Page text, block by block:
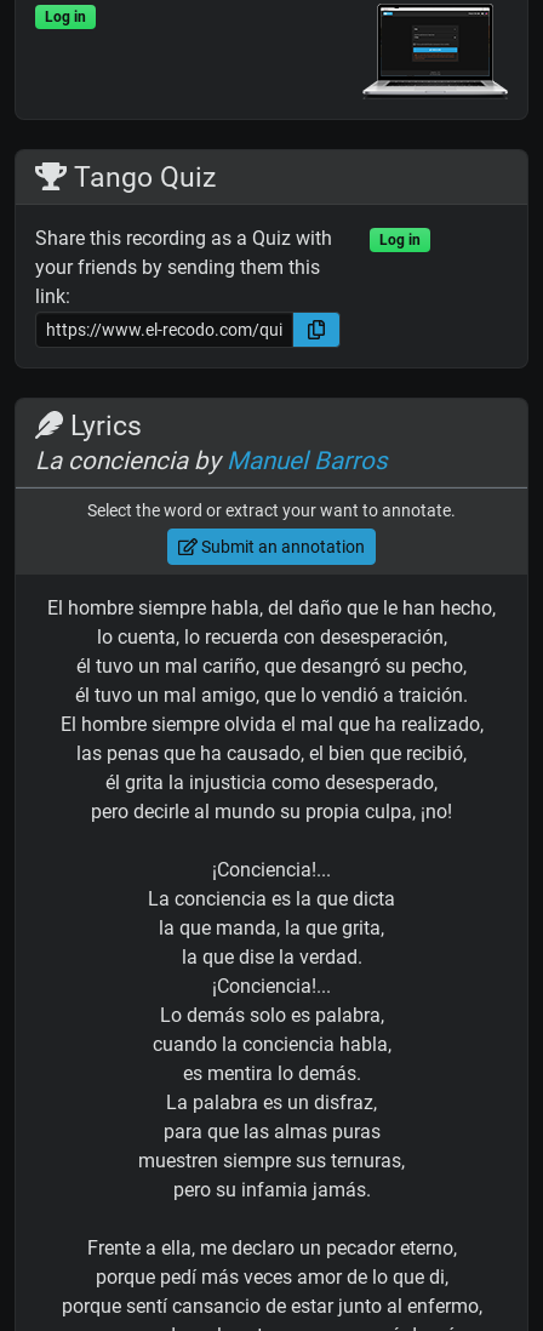
Log in
Tango Quiz
Share this recording as a Quiz with
your friends by sending them this
link:
Log in
Lyrics
La conciencia byManuel Barros
Select the word or extract your want to annotate.
Submit an annotation
El hombre siempre habla, del daño que le han hecho,
lo cuenta, lo recuerda con desesperación,
él tuvo un mal cariño, que desangró su pecho,
él tuvo un mal amigo, que lo vendió a traición.
El hombre siempre olvida el mal que ha realizado,
las penas que ha causado, el bien que recibió,
él grita la injusticia como desesperado,
pero decirle al mundo su propia culpa, ¡no!
¡Conciencia!...
La conciencia es la que dicta
la que manda, la que grita,
la que dise la verdad.
¡Conciencia!...
Lo demás solo es palabra,
cuando la conciencia habla,
es mentira lo demás.
La palabra es un disfraz,
para que las almas puras
muestren siempre sus ternuras,
pero su infamia jamás.
Frente a ella, me declaro un pecador eterno,
porque pedí más veces amor de lo que di,
porque sentí cansancio de estar junto al enfermo,